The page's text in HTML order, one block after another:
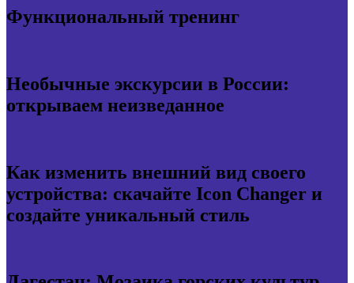
Функциональный тренинг
Необычные экскурсии в России:
открываем неизведанное
Как изменить внешний вид своего
устройства: скачайте Icon Changer и
создайте уникальный стиль